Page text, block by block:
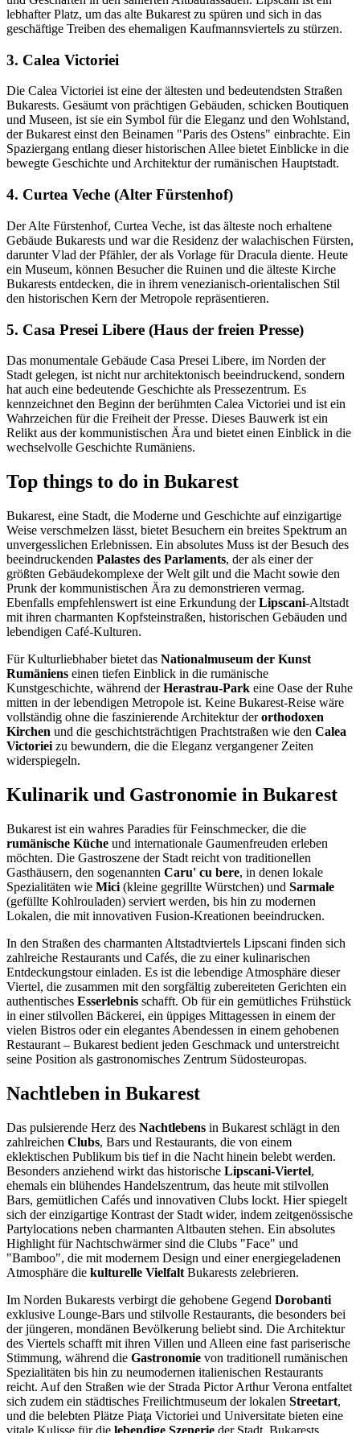
lebhafter Platz, um das alte Bukarest zu spüren und sich in das
geschäftige Treiben des ehemaligen Kaufmannsviertels zu stürzen.
3. Calea Victoriei
Die Calea Victoriei ist eine der ältesten und bedeutendsten Straßen
Bukarests. Gesäumt von prächtigen Gebäuden, schicken Boutiquen
und Museen, ist sie ein Symbol für die Eleganz und den Wohlstand,
der Bukarest einst den Beinamen "Paris des Ostens" einbrachte. Ein
Spaziergang entlang dieser historischen Allee bietet Einblicke in die
bewegte Geschichte und Architektur der rumänischen Hauptstadt.
4. Curtea Veche (Alter Fürstenhof)
Der Alte Fürstenhof, Curtea Veche, ist das älteste noch erhaltene
Gebäude Bukarests und war die Residenz der walachischen Fürsten,
darunter Vlad der Pfähler, der als Vorlage für Dracula diente. Heute
ein Museum, können Besucher die Ruinen und die älteste Kirche
Bukarests entdecken, die in ihrem venezianisch-orientalischen Stil
den historischen Kern der Metropole repräsentieren.
5. Casa Presei Libere (Haus der freien Presse)
Das monumentale Gebäude Casa Presei Libere, im Norden der
Stadt gelegen, ist nicht nur architektonisch beeindruckend, sondern
hat auch eine bedeutende Geschichte als Pressezentrum. Es
kennzeichnet den Beginn der berühmten Calea Victoriei und ist ein
Wahrzeichen für die Freiheit der Presse. Dieses Bauwerk ist ein
Relikt aus der kommunistischen Ära und bietet einen Einblick in die
wechselvolle Geschichte Rumäniens.
Top things to do in Bukarest
Bukarest, eine Stadt, die Moderne und Geschichte auf einzigartige
Weise verschmelzen lässt, bietet Besuchern ein breites Spektrum an
unvergesslichen Erlebnissen. Ein absolutes Muss ist der Besuch des
beeindruckenden Palastes des Parlaments, der als einer der
größten Gebäudekomplexe der Welt gilt und die Macht sowie den
Prunk der kommunistischen Ära zu demonstrieren vermag.
Ebenfalls empfehlenswert ist eine Erkundung derLipscani-Altstadt
mit ihren charmanten Kopfsteinstraßen, historischen Gebäuden und
lebendigen Café-Kulturen.
Für Kulturliebhaber bietet das Nationalmuseum der Kunst
Rumäniens einen tiefen Einblick in die rumänische
Kunstgeschichte, während derHerastrau-Park eine Oase der Ruhe
mitten in der lebendigen Metropole ist. Keine Bukarest-Reise wäre
vollständig ohne die faszinierende Architektur derorthodoxen
Kirchen und die geschichtsträchtigen Prachtstraßen wie den Calea
Victoriei zu bewundern, die die Eleganz vergangener Zeiten
widerspiegeln.
Kulinarik und Gastronomie in Bukarest
Bukarest ist ein wahres Paradies für Feinschmecker, die die
rumänische Küche und internationale Gaumenfreuden erleben
möchten. Die Gastroszene der Stadt reicht von traditionellen
Gasthäusern, den sogenannten Caru' cu bere, in denen lokale
Spezialitäten wie Mici (kleine gegrillte Würstchen) und Sarmale
(gefüllte Kohlrouladen) serviert werden, bis hin zu modernen
Lokalen, die mit innovativen Fusion-Kreationen beeindrucken.
In den Straßen des charmanten Altstadtviertels Lipscani finden sich
zahlreiche Restaurants und Cafés, die zu einer kulinarischen
Entdeckungstour einladen. Es ist die lebendige Atmosphäre dieser
Viertel, die zusammen mit den sorgfältig zubereiteten Gerichten ein
authentisches Esserlebnis schafft. Ob für ein gemütliches Frühstück
in einer stilvollen Bäckerei, ein üppiges Mittagessen in einem der
vielen Bistros oder ein elegantes Abendessen in einem gehobenen
Restaurant – Bukarest bedient jeden Geschmack und unterstreicht
seine Position als gastronomisches Zentrum Südosteuropas.
Nachtleben in Bukarest
Das pulsierende Herz des Nachtlebens in Bukarest schlägt in den
zahlreichen Clubs, Bars und Restaurants, die von einem
eklektischen Publikum bis tief in die Nacht hinein belebt werden.
Besonders anziehend wirkt das historische Lipscani-Viertel,
ehemals ein blühendes Handelszentrum, das heute mit stilvollen
Bars, gemütlichen Cafés und innovativen Clubs lockt. Hier spiegelt
sich der einzigartige Kontrast der Stadt wider, indem zeitgenössische
Partylocations neben charmanten Altbauten stehen. Ein absolutes
Highlight für Nachtschwärmer sind die Clubs "Face" und
"Bamboo", die mit modernem Design und einer energiegeladenen
Atmosphäre die kulturelle Vielfalt Bukarests zelebrieren.
Im Norden Bukarests verbirgt die gehobene Gegend Dorobanti
exklusive Lounge-Bars und stilvolle Restaurants, die besonders bei
der jüngeren, mondänen Bevölkerung beliebt sind. Die Architektur
des Viertels schafft mit ihren Villen und Alleen eine fast pariserische
Stimmung, während die Gastronomie von traditionell rumänischen
Spezialitäten bis hin zu neumodernen italienischen Restaurants
reicht. Auf den Straßen wie der Strada Pictor Arthur Verona entfaltet
sich zudem ein städtisches Freilichtmuseum der lokalen Streetart,
und die belebten Plätze Piaţa Victoriei und Universitate bieten eine
vitale Kulisse für die lebendige Szenerie der Stadt. Bukarests